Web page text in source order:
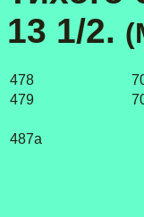
13 1/2.
478
479
487a